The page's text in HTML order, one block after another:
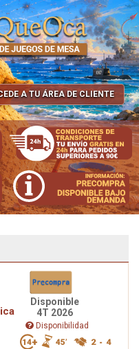
A TU ÁREA DE CLIENTE
Disponible
4T 2026
Disponibilidad